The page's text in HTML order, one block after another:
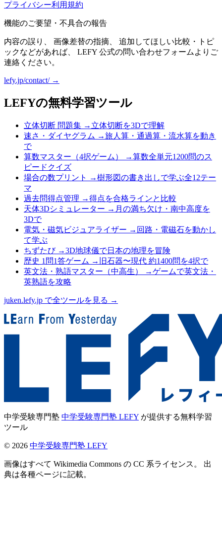
プライバシー利用規約
機能のご要望・不具合の報告
内容の誤り、 画像差替の指摘、 追加してほしい比較・トピ
ックなどがあれば、 LEFY 公式の問い合わせフォームよりご
連絡ください。
lefy.jp/contact/ →
LEFYの無料学習ツール
立体切断 問題集 → 立体切断を3Dで理解
速さ・ダイヤグラム →旅人算・通過算・流水算を動き
で
算数マスター（4択ゲーム）
→算数全単元1200問のス
ピードクイズ
場合の数プリント
→樹形図の書き出しで学ぶ全12テー
マ
過去問得点管理 →得点を合格ラインと比較
天体3Dシミュレーター → 月の満ち欠け・南中高度を
3Dで
電気・磁気ビジュアライザー → 回路・電磁石を動かし
て学ぶ
ちずたび→3D地球儀で日本の地理を冒険
歴史 1問1答ゲーム → 旧石器〜現代 約1400問を4択で
英文法・熟語マスター（中高生）
→ゲームで英文法・
英熟語を攻略
juken.lefy.jp で全ツールを見る →
中学受験専門塾 中学受験専門塾 LEFY が提供する無料学習
ツール
© 2026 中学受験専門塾 LEFY
画像はすべて Wikimedia Commons の CC 系ライセンス。 出
典は各種ページに記載。